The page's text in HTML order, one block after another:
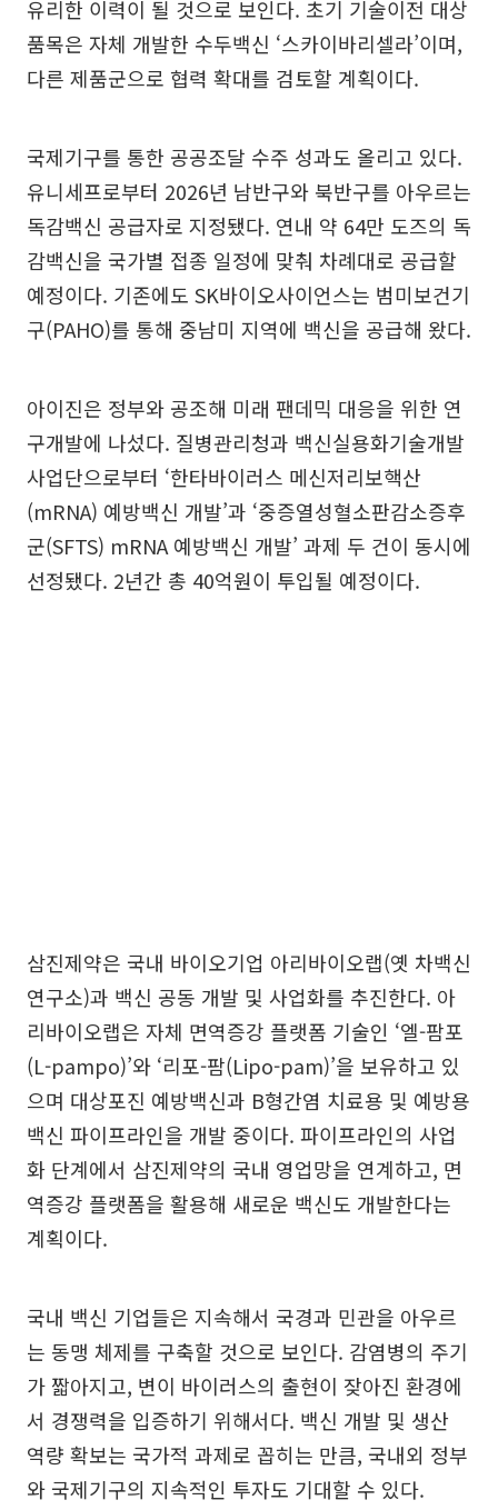
유리한 이력이 될 것으로 보인다. 초기 기술이전 대상
품목은 자체 개발한 수두백신 ‘스카이바리셀라’이며,
다른 제품군으로 협력 확대를 검토할 계획이다.
국제기구를 통한 공공조달 수주 성과도 올리고 있다.
유니세프로부터 2026년 남반구와 북반구를 아우르는
독감백신 공급자로 지정됐다. 연내 약 64만 도즈의 독
감백신을 국가별 접종 일정에 맞춰 차례대로 공급할
예정이다. 기존에도 SK바이오사이언스는 범미보건기
구(PAHO)를 통해 중남미 지역에 백신을 공급해 왔다.
아이진은 정부와 공조해 미래 팬데믹 대응을 위한 연
구개발에 나섰다. 질병관리청과 백신실용화기술개발
사업단으로부터 ‘한타바이러스 메신저리보핵산
(mRNA) 예방백신 개발’과 ‘중증열성혈소판감소증후
군(SFTS) mRNA 예방백신 개발’ 과제 두 건이 동시에
선정됐다. 2년간 총 40억원이 투입될 예정이다.
삼진제약은 국내 바이오기업 아리바이오랩(옛 차백신
연구소)과 백신 공동 개발 및 사업화를 추진한다. 아
리바이오랩은 자체 면역증강 플랫폼 기술인 ‘엘-팜포
(L-pampo)’와 ‘리포-팜(Lipo-pam)’을 보유하고 있
으며 대상포진 예방백신과 B형간염 치료용 및 예방용
백신 파이프라인을 개발 중이다. 파이프라인의 사업
화 단계에서 삼진제약의 국내 영업망을 연계하고, 면
역증강 플랫폼을 활용해 새로운 백신도 개발한다는
계획이다.
국내 백신 기업들은 지속해서 국경과 민관을 아우르
는 동맹 체제를 구축할 것으로 보인다. 감염병의 주기
가 짧아지고, 변이 바이러스의 출현이 잦아진 환경에
서 경쟁력을 입증하기 위해서다. 백신 개발 및 생산
역량 확보는 국가적 과제로 꼽히는 만큼, 국내외 정부
와 국제기구의 지속적인 투자도 기대할 수 있다.